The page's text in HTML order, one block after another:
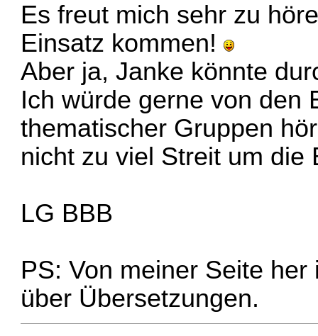
Es freut mich sehr zu
Einsatz kommen!
Aber ja, Janke könnte
Ich würde gerne von den
thematischer Gruppen
nicht zu viel Streit um die
LG BBB
PS: Von meiner Seite
über Übersetzungen.